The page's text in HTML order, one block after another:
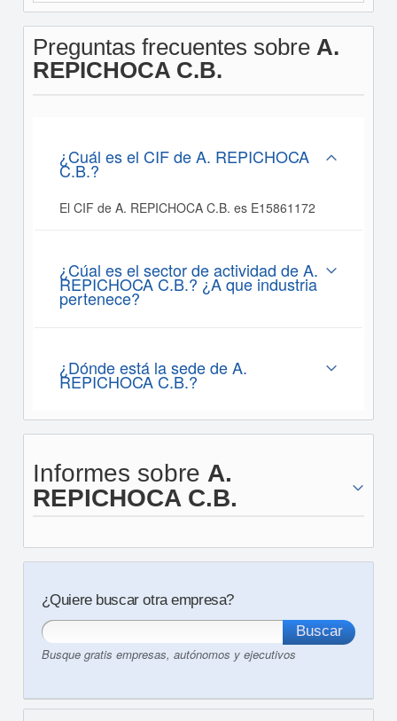
Preguntas frecuentes sobre A.
REPICHOCA C.B.
¿Cuál es el CIF de A. REPICHOCA
C.B.?
El CIF de A. REPICHOCA C.B. es E15861172
¿Cúal es el sector de actividad de A.
REPICHOCA C.B.? ¿A que industria
pertenece?
¿Dónde está la sede de A.
REPICHOCA C.B.?
Informes sobre A.
REPICHOCA C.B.
¿Quiere buscar otra empresa?
Busque gratis empresas, autónomos y ejecutivos